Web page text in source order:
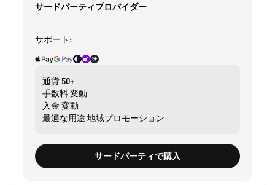
サードパーティプロバイダー
サポート:
通貨 50+
手数料変動
入金 変動
最適な用途 地域プロモーション
サードパーティで購入